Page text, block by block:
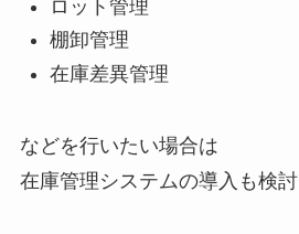
ロット管理
棚卸管理
在庫差異管理
などを行いたい場合は
在庫管理システムの導入も検討